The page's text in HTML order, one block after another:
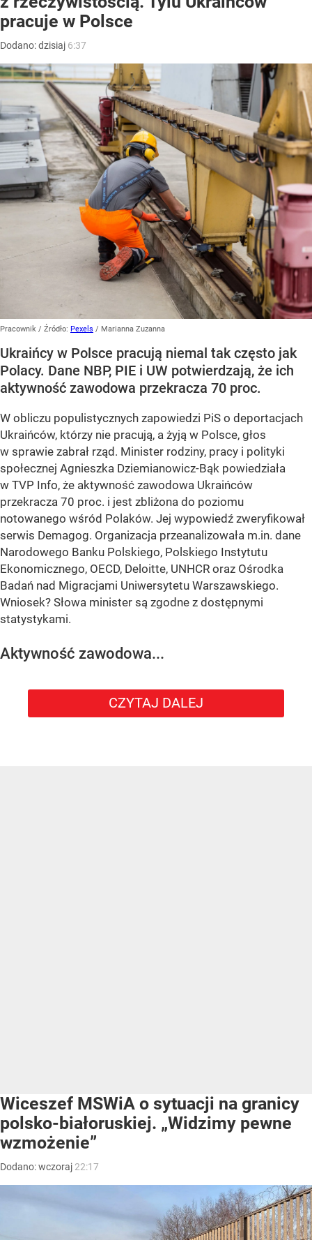
pracuje w Polsce
Dodano:dzisiaj 6:37
Pracownik / Źródło: Pexels / Marianna Zuzanna
Ukraińcy w Polsce pracują niemal tak często jak
Polacy. Dane NBP, PIE i UW potwierdzają, że ich
aktywność zawodowa przekracza 70 proc.
W obliczu populistycznych zapowiedzi PiS o deportacjach
Ukraińców, którzy nie pracują, a żyją w Polsce, głos
w sprawie zabrał rząd. Minister rodziny, pracy i polityki
społecznej Agnieszka Dziemianowicz-Bąk powiedziała
w TVP Info, że aktywność zawodowa Ukraińców
przekracza 70 proc. i jest zbliżona do poziomu
notowanego wśród Polaków. Jej wypowiedź zweryfikował
serwis Demagog. Organizacja przeanalizowała m.in. dane
Narodowego Banku Polskiego, Polskiego Instytutu
Ekonomicznego, OECD, Deloitte, UNHCR oraz Ośrodka
Badań nad Migracjami Uniwersytetu Warszawskiego.
Wniosek? Słowa minister są zgodne z dostępnymi
statystykami.
Aktywność zawodowa...
CZYTAJ DALEJ
Wiceszef MSWiA o sytuacji na granicy
polsko-białoruskiej. „Widzimy pewne
wzmożenie”
Dodano:wczoraj 22:17